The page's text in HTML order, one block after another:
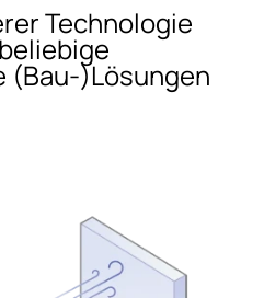
Technologie
)Lösungen